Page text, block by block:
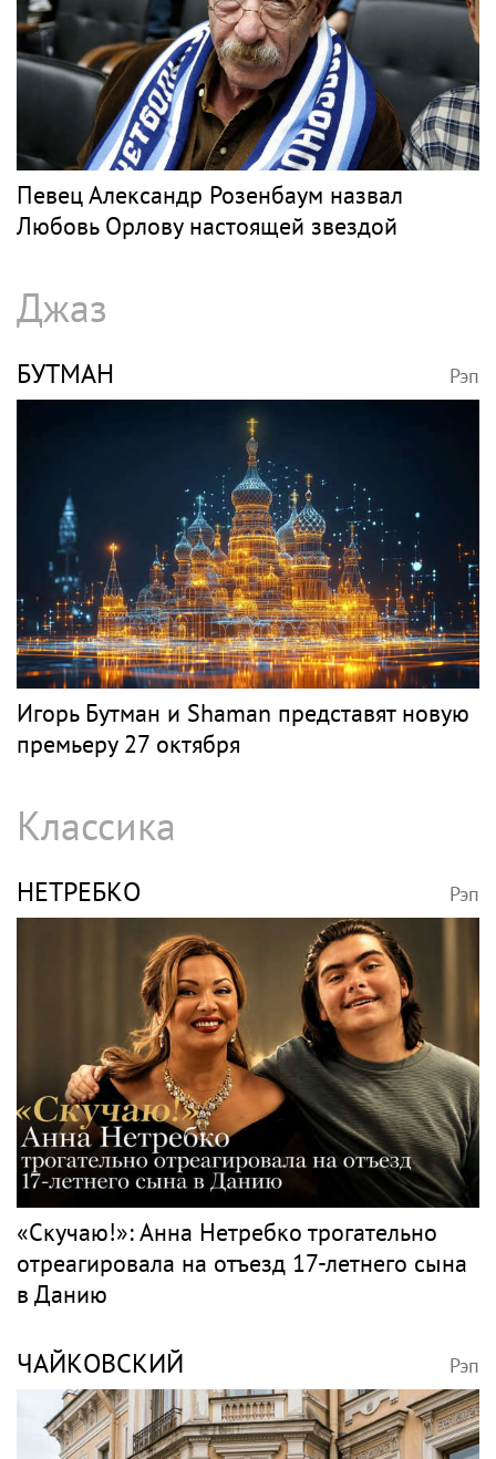
Певец Александр Розенбаум назвал
Любовь Орлову настоящей звездой
Джаз
БУТМАН Рэп
Игорь Бутман и Shaman представят новую
премьеру 27 октября
Классика
НЕТРЕБКО Рэп
«Скучаю!»: Анна Нетребко трогательно
отреагировала на отъезд 17-летнего сына
в Данию
ЧАЙКОВСКИЙ Рэп